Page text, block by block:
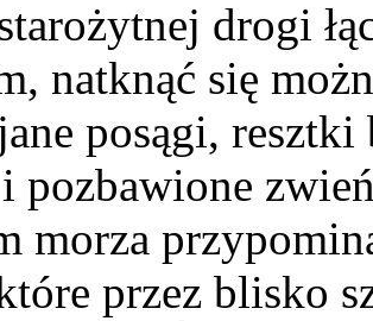
drogi
natknąć się
posągi,
pozbawione
morza
przez blisko